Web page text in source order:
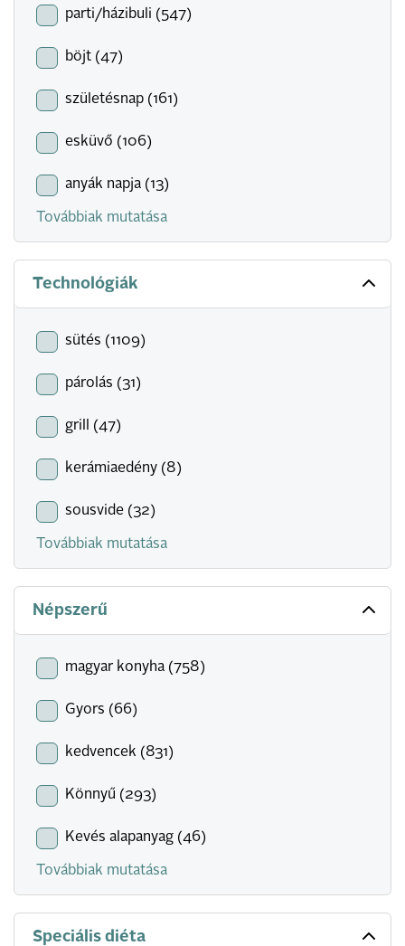
parti/házibuli (547)
böjt (47)
születésnap (161)
esküvő (106)
anyák napja (13)
Továbbiak mutatása
Technológiák
sütés (1109)
párolás (31)
grill (47)
kerámiaedény (8)
sousvide (32)
Továbbiak mutatása
Népszerű
magyar konyha (758)
Gyors (66)
kedvencek (831)
Könnyű (293)
Kevés alapanyag (46)
Továbbiak mutatása
Speciális diéta